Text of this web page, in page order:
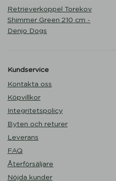
Retrieverkoppel Torekov
Shimmer Green 210 cm -
Denjo Dogs
Kundservice
Kontakta oss
Köpvillkor
Integritetspolicy
Byten och returer
Leverans
FAQ
Återförsäljare
Nöjda kunder